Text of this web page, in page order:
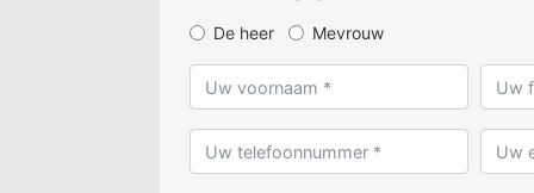
De heer Mevrouw